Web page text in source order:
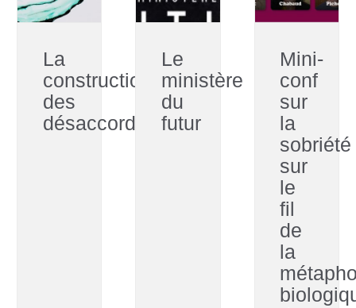
La
construction
des
désaccords
Le
ministère
du
futur
Mini-
conf
sur
la
sobriété
sur
le
fil
de
la